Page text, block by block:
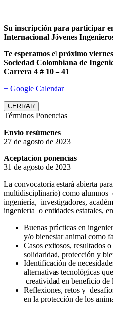
Su inscripción para participar
Internacional Jóvenes
Te esperamos el próximo
Sociedad Colombiana de
Carrera 4 # 10 – 41
+ Google Calendar
CERRAR
Términos Ponencias
Envío resúmenes
27 de agosto de 2023
Aceptación ponencias
31 de agosto de 2023
La convocatoria estará abierta
multidisciplinario) como alumnos
ingeniería, investigadores,
ingeniería o entidades estatales,
Buenas prácticas en
y/o bienestar animal como
Casos exitosos, resultados
solidaridad, protección y
Identificación de
alternativas tecnológicas
creatividad en beneficio de
Reflexiones, retos y
en la protección de los